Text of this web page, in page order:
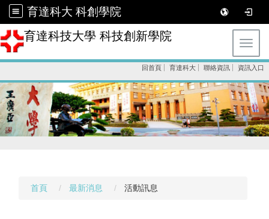
育達科大 科創學院
育達科技大學 科技創新學院
回首頁 育達科大 聯絡資訊 資訊入口
首頁 最新消息 活動訊息